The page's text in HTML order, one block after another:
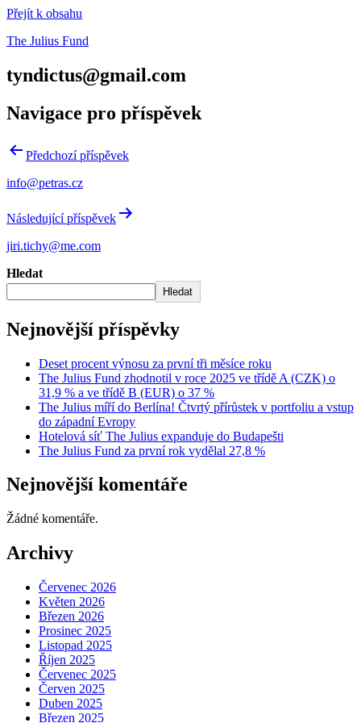
Přejít k obsahu
The Julius Fund
tyndictus@gmail.com
Navigace pro příspěvek
Předchozí příspěvek
info@petras.cz
Následující příspěvek
jiri.tichy@me.com
Hledat
Hledat
Nejnovější příspěvky
Deset procent výnosu za první tři měsíce roku
The Julius Fund zhodnotil v roce 2025 ve třídě A (CZK) o
31,9 % a ve třídě B (EUR) o 37 %
The Julius míří do Berlína! Čtvrtý přírůstek v portfoliu a vstup
do západní Evropy
Hotelová síť The Julius expanduje do Budapešti
The Julius Fund za první rok vydělal 27,8 %
Nejnovější komentáře
Žádné komentáře.
Archivy
Červenec 2026
Květen 2026
Březen 2026
Prosinec 2025
Listopad 2025
Říjen 2025
Červenec 2025
Červen 2025
Duben 2025
Březen 2025